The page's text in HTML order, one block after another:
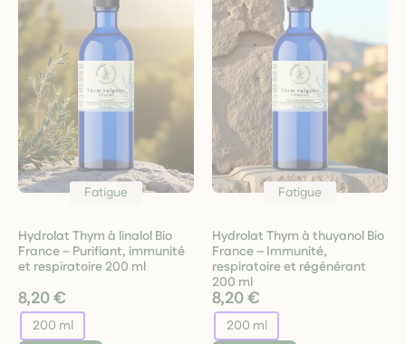
Fatigue
Hydrolat Thym à linalol Bio
France – Purifiant, immunité
et respiratoire 200 ml
8,20 €
200 ml
Fatigue
Hydrolat Thym à thuyanol Bio
France – Immunité,
respiratoire et régénérant
200 ml
8,20 €
200 ml